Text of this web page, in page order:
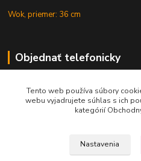
Wok, priemer: 36 cm
Objednať telefonicky
+421 902 212
Tento web používa súbory
webu vyjadrujete súhlas s ich
kategórií
Nastavenia